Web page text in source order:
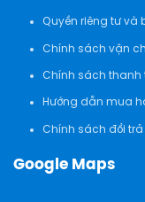
Quyền riêng tư và
Chính sách vận
Chính sách thanh
Hướng dẫn mua
Chính sách đổi
Google Maps